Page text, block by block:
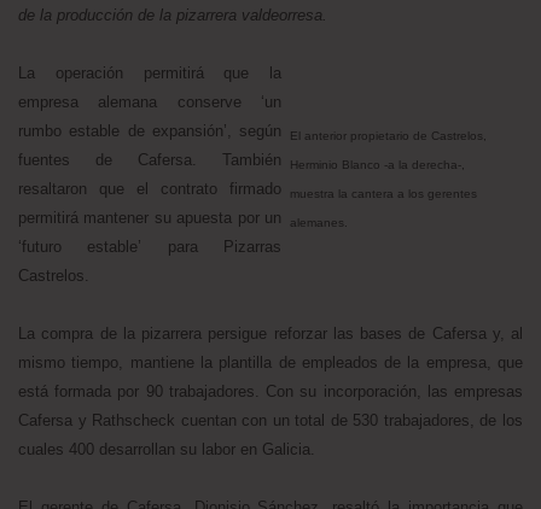
de la producción de la pizarrera valdeorresa.
El anterior propietario de Castrelos,
Herminio Blanco -a la derecha-,
muestra la cantera a los gerentes
alemanes.
La operación permitirá que la
empresa alemana conserve ‘un
rumbo estable de expansión’, según
fuentes de Cafersa. También
resaltaron que el contrato firmado
permitirá mantener su apuesta por un
‘futuro estable’ para Pizarras
Castrelos.
La compra de la pizarrera persigue reforzar las bases de Cafersa y, al
mismo tiempo, mantiene la plantilla de empleados de la empresa, que
está formada por 90 trabajadores. Con su incorporación, las empresas
Cafersa y Rathscheck cuentan con un total de 530 trabajadores, de los
cuales 400 desarrollan su labor en Galicia.